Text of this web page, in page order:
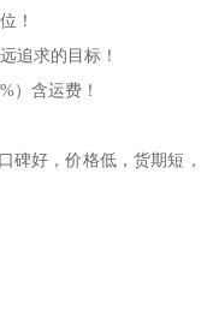
！
追求的目标！
）含运费！
碑好，价格低，货期短，